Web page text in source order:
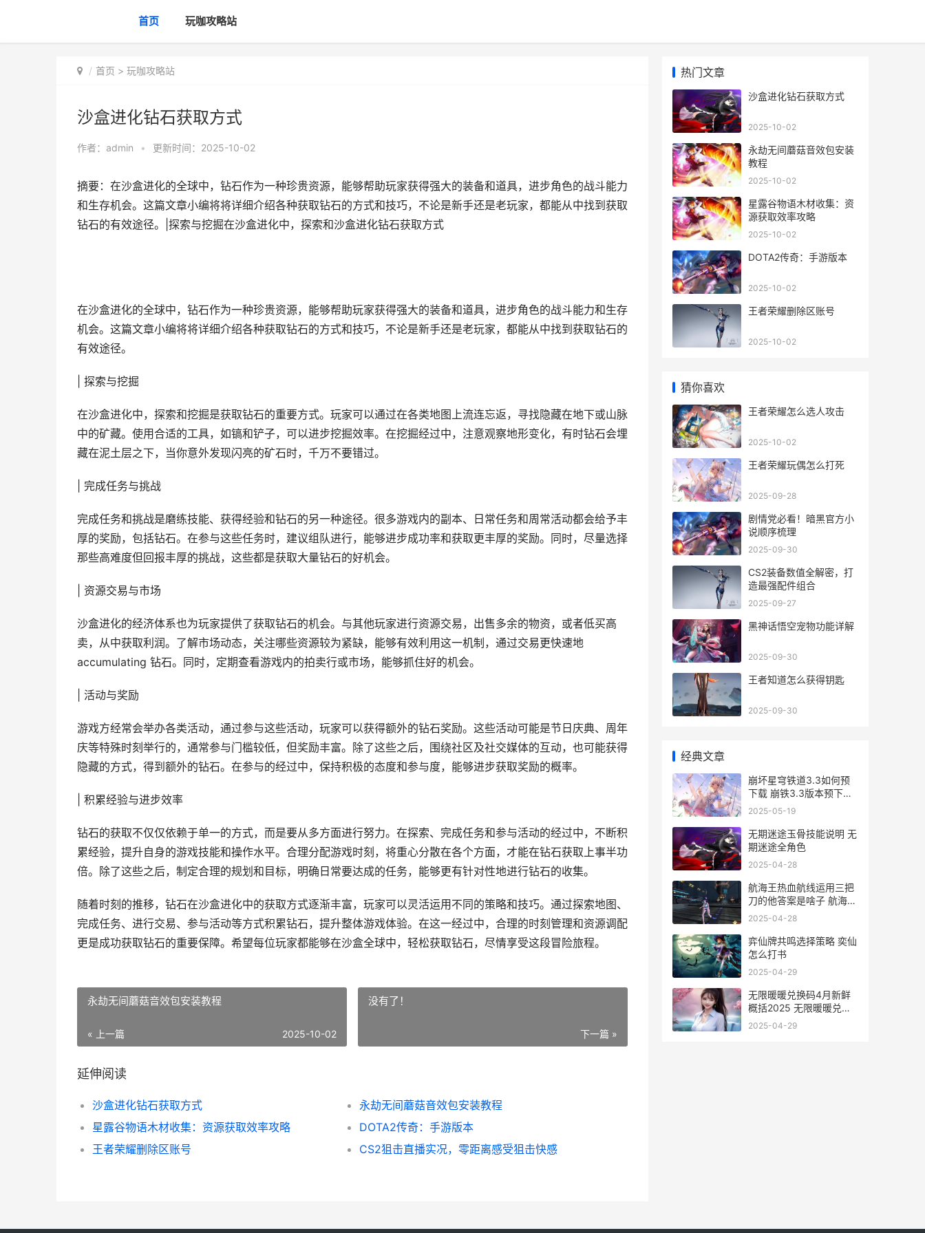
首页 玩咖攻略站
首页 > 玩咖攻略站
沙盒进化钻石获取方式
作者： admin • 更新时间：2025-10-02
摘要：在沙盒进化的全球中，钻石作为一种珍贵资源，能够帮助玩家获得强大的装备和道具，进步角色的战斗能力
和生存机会。这篇文章小编将将详细介绍各种获取钻石的方式和技巧，不论是新手还是老玩家，都能从中找到获取
钻石的有效途径。|探索与挖掘在沙盒进化中，探索和沙盒进化钻石获取方式
在沙盒进化的全球中，钻石作为一种珍贵资源，能够帮助玩家获得强大的装备和道具，进步角色的战斗能力和生存
机会。这篇文章小编将将详细介绍各种获取钻石的方式和技巧，不论是新手还是老玩家，都能从中找到获取钻石的
有效途径。
| 探索与挖掘
在沙盒进化中，探索和挖掘是获取钻石的重要方式。玩家可以通过在各类地图上流连忘返，寻找隐藏在地下或山脉
中的矿藏。使用合适的工具，如镐和铲子，可以进步挖掘效率。在挖掘经过中，注意观察地形变化，有时钻石会埋
藏在泥土层之下，当你意外发现闪亮的矿石时，千万不要错过。
| 完成任务与挑战
完成任务和挑战是磨练技能、获得经验和钻石的另一种途径。很多游戏内的副本、日常任务和周常活动都会给予丰
厚的奖励，包括钻石。在参与这些任务时，建议组队进行，能够进步成功率和获取更丰厚的奖励。同时，尽量选择
那些高难度但回报丰厚的挑战，这些都是获取大量钻石的好机会。
| 资源交易与市场
沙盒进化的经济体系也为玩家提供了获取钻石的机会。与其他玩家进行资源交易，出售多余的物资，或者低买高
卖，从中获取利润。了解市场动态，关注哪些资源较为紧缺，能够有效利用这一机制，通过交易更快速地
accumulating 钻石。同时，定期查看游戏内的拍卖行或市场，能够抓住好的机会。
| 活动与奖励
游戏方经常会举办各类活动，通过参与这些活动，玩家可以获得额外的钻石奖励。这些活动可能是节日庆典、周年
庆等特殊时刻举行的，通常参与门槛较低，但奖励丰富。除了这些之后，围绕社区及社交媒体的互动，也可能获得
隐藏的方式，得到额外的钻石。在参与的经过中，保持积极的态度和参与度，能够进步获取奖励的概率。
| 积累经验与进步效率
钻石的获取不仅仅依赖于单一的方式，而是要从多方面进行努力。在探索、完成任务和参与活动的经过中，不断积
累经验，提升自身的游戏技能和操作水平。合理分配游戏时刻，将重心分散在各个方面，才能在钻石获取上事半功
倍。除了这些之后，制定合理的规划和目标，明确日常要达成的任务，能够更有针对性地进行钻石的收集。
随着时刻的推移，钻石在沙盒进化中的获取方式逐渐丰富，玩家可以灵活运用不同的策略和技巧。通过探索地图、
完成任务、进行交易、参与活动等方式积累钻石，提升整体游戏体验。在这一经过中，合理的时刻管理和资源调配
更是成功获取钻石的重要保障。希望每位玩家都能够在沙盒全球中，轻松获取钻石，尽情享受这段冒险旅程。
永劫无间蘑菇音效包安装教程
« 上一篇 2025-10-02
没有了！
下一篇 »
延伸阅读
沙盒进化钻石获取方式
永劫无间蘑菇音效包安装教程
星露谷物语木材收集：资源获取效率攻略
DOTA2传奇：手游版本
王者荣耀删除区账号
CS2狙击直播实况，零距离感受狙击快感
热门文章
沙盒进化钻石获取方式
2025-10-02
永劫无间蘑菇音效包安装
教程
2025-10-02
星露谷物语木材收集：资
源获取效率攻略
2025-10-02
DOTA2传奇：手游版本
2025-10-02
王者荣耀删除区账号
2025-10-02
猜你喜欢
王者荣耀怎么选人攻击
2025-10-02
王者荣耀玩偶怎么打死
2025-09-28
剧情党必看！暗黑官方小
说顺序梳理
2025-09-30
CS2装备数值全解密，打
造最强配件组合
2025-09-27
黑神话悟空宠物功能详解
2025-09-30
王者知道怎么获得钥匙
2025-09-30
经典文章
崩坏星穹铁道3.3如何预
下载 崩铁3.3版本预下载
方式 崩坏星穹铁道3.3什
2025-05-19
无期迷途玉骨技能说明 无
期迷途全角色
2025-04-28
航海王热血航线运用三把
刀的他答案是啥子 航海王
热血航线和之国山治
2025-04-28
弈仙牌共鸣选择策略 奕仙
怎么打书
2025-04-29
无限暖暖兑换码4月新鲜
概括2025 无限暖暖兑换
码四月
2025-04-29